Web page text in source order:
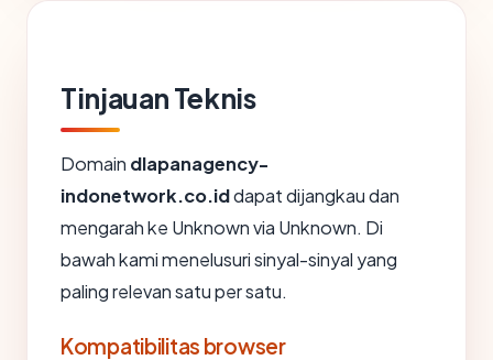
Tinjauan Teknis
Domain dlapanagency-
indonetwork.co.iddapat dijangkau dan
mengarah ke Unknown via Unknown. Di
bawah kami menelusuri sinyal-sinyal yang
paling relevan satu per satu.
Kompatibilitas browser